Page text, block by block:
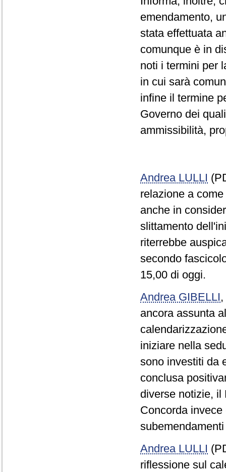
emendamento,
stata effettuata
comunque è in
noti i termini per
in cui sarà
infine il termine
Governo dei
ammissibilità,
Andrea LULLI
relazione a
anche in
slittamento
riterrebbe
secondo
15,00 di oggi.
Andrea GIBELLI,
ancora assunta
iniziare nella
sono investiti da
conclusa
diverse notizie, il
Concorda
Andrea LULLI
riflessione sul